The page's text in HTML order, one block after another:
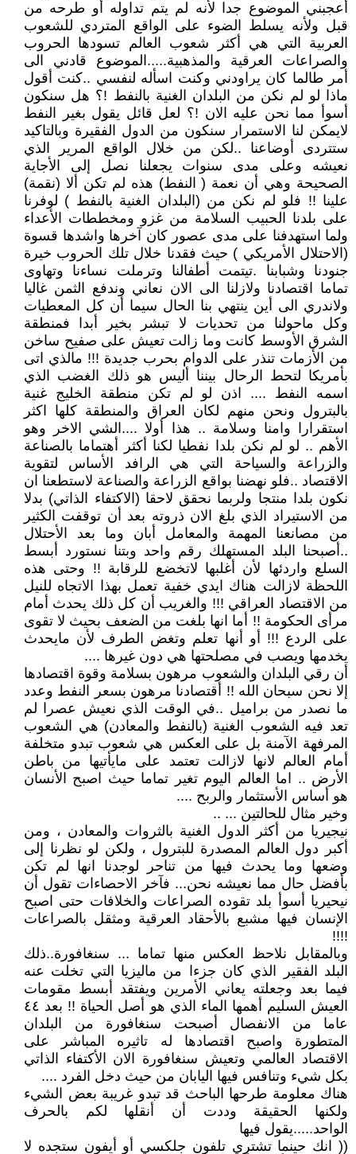
أعجبني الموضوع جدا لأنه لم يتم تداوله أو طرحه من
قبل ولأنه يسلط الضوء على الواقع المتردي للشعوب
العربية التي هي أكثر شعوب العالم تسودها الحروب
والصراعات العرقية والمذهبية.....الموضوع قادني الى
أمر طالما كان يراودني وكنت اسأله لنفسي ..كنت أقول
ماذا لو لم نكن من البلدان الغنية بالنفط !؟ هل سنكون
أسوأ مما نحن عليه الان !؟ لعل قائل يقول بغير النفط
لايمكن لنا الاستمرار سنكون من الدول الفقيرة وبالتاكيد
ستتردى أوضاعنا ..لكن من خلال الواقع المرير الذي
نعيشه وعلى مدى سنوات يجعلنا نصل إلى الأجاية
الصحيحة وهي أن نعمة ( النفط) هذه لم تكن ألا (نقمة)
علينا !! فلو لم نكن من (البلدان الغنية بالنفط ) لوفرنا
على بلدنا الحبيب السلامة من غزو ومخططات الأعداء
ولما استهدفنا على مدى عصور كان آخرها واشدها قسوة
(الاحتلال الأمريكي ) حيث فقدنا خلال تلك الحروب خيرة
جنودنا وشبابنا .تيتمت أطفالنا وترملت نساءنا وتهاوى
تماما اقتصادنا ولازلنا الى الان نعاني وندفع الثمن غاليا
ولاندري الى أين ينتهي بنا الحال سيما أن كل المعطيات
وكل ماحولنا من تحديات لا تبشر بخير أبدا فمنطقة
الشرق الأوسط كانت وما زالت تعيش على صفيح ساخن
من الأزمات تنذر على الدوام بحرب جديدة !!! مالذي اتى
بأمريكا لتحط الرحال بيننا أليس هو ذلك الغضب الذي
اسمه النفط .... اذن لو لم تكن منطقة الخليج غنية
بالبترول ونحن منهم لكان العراق والمنطقة كلها اكثر
استقرارا وامنا وسلامة .. هذا أولا ....الشي الاخر وهو
الأهم .. لو لم نكن بلدا نفطيا لكنا أكثر أهتماما بالصناعة
والزراعة والسياحة التي هي الرافد الأساس لتقوية
الاقتصاد ..فلو نهضنا بواقع الزراعة والصناعة لاستطعنا ان
نكون بلدا منتجا ولربما نحقق لاحقا (الاكتفاء الذاتي) بدلا
من الاستيراد الذي بلغ الان ذروته بعد أن توقفت الكثير
من مصانعنا المهمة والمعامل أبان وما بعد الأحتلال
..أصبحنا البلد المستهلك رقم واحد وبتنا نستورد أبسط
السلع واردئها لأن أغلبها لاتخضع للرقابة !! وحتى هذه
اللحظة لازالت هناك ايدي خفية تعمل بهذا الاتجاه للنيل
من الاقتصاد العراقي !!! والغريب أن كل ذلك يحدث أمام
مرأى الحكومة !! أما انها بلغت من الضعف بحيث لا تقوى
على الردع !!! أو أنها تعلم وتغض الطرف لأن مايحدث
يخدمها ويصب في مصلحتها هي دون غيرها ....
أن رقي البلدان والشعوب مرهون بسلامة وقوة اقتصادها
إلا نحن سبحان الله !! أقتصادنا مرهون بسعر النفط وعدد
ما نصدر من براميل ..في الوقت الذي نعيش عصرا لم
تعد فيه الشعوب الغنية (بالنفط والمعادن) هي الشعوب
المرفهة الآمنة بل على العكس هي شعوب تبدو متخلفة
أمام العالم لانها لازالت تعتمد على مايأتيها من باطن
الأرض .. اما العالم اليوم تغير تماما حيث اصبح الأنسان
هو أساس الأستثمار والربح ....
وخير مثال للحالتين ... ..
نيجيريا من أكثر الدول الغنية بالثروات والمعادن ، ومن
أكبر دول العالم المصدرة للبترول ، ولكن لو نظرنا إلى
وضعها وما يحدث فيها من تناحر لوجدنا انها لم تكن
بأفضل حال مما نعيشه نحن... فآخر الاحصاءات تقول أن
نيحيريا أسوأ بلد تقوده الصراعات والخلافات حتى اصبح
الإنسان فيها مشبع بالأحقاد العرقية ومثقل بالصراعات
!!!!
وبالمقابل نلاحظ العكس منها تماما ... سنغافورة..ذلك
البلد الفقير الذي كان جزءا من ماليزيا التي تخلت عنه
فيما بعد وجعلته يعاني الأمرين ويفتقد أبسط مقومات
العيش السليم أهمها الماء الذي هو أصل الحياة !! بعد ٤٤
عاما من الانفصال أصبحت سنغافورة من البلدان
المتطورة واصبح اقتصادها له تاثيره المباشر على
الاقتصاد العالمي وتعيش سنغافورة الان الأكتفاء الذاتي
بكل شيء وتنافس فيها اليابان من حيث دخل الفرد ....
هناك معلومة طرحها الباحث قد تبدو غريبة بعض الشيء
ولكنها الحقيقة وددت أن أنقلها لكم بالحرف
الواحد.....يقول فيها
(( انك حينما تشتري تلفون جلكسي أو أيفون ستجده لا